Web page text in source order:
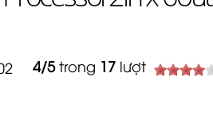
4/5trong 17 lượt